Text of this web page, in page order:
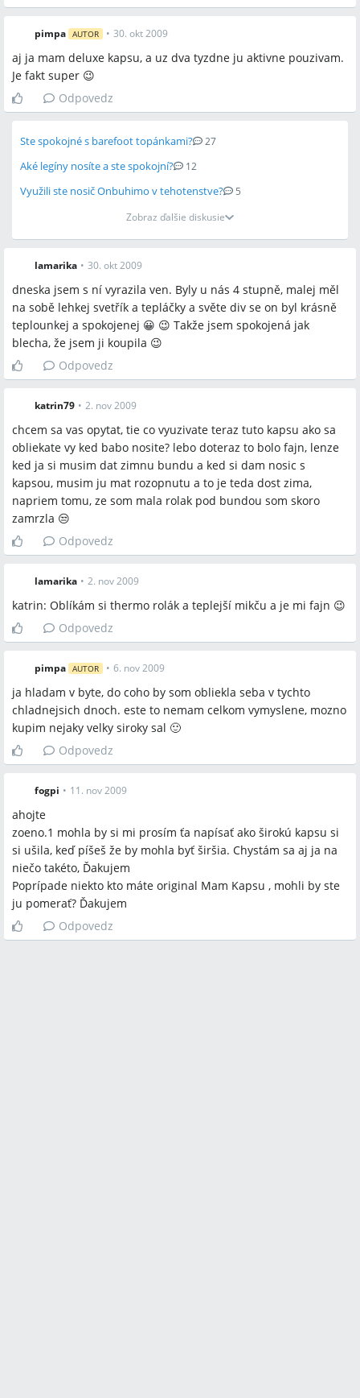
pimpa AUTOR • 30. okt 2009
aj ja mam deluxe kapsu, a uz dva tyzdne ju aktivne pouzivam.
Je fakt super 😉
Odpovedz
Ste spokojné s barefoot topánkami? 27
Aké legíny nosíte a ste spokojní? 12
Využili ste nosič Onbuhimo v tehotenstve?
5
Zobraz ďalšie diskusie
lamarika • 30. okt 2009
dneska jsem s ní vyrazila ven. Byly u nás 4 stupně, malej měl
na sobě lehkej svetřík a tepláčky a světe div se on byl krásně
teplounkej a spokojenej 😀 😉 Takže jsem spokojená jak
blecha, že jsem ji koupila 😉
Odpovedz
katrin79 • 2. nov 2009
chcem sa vas opytat, tie co vyuzivate teraz tuto kapsu ako sa
obliekate vy ked babo nosite? lebo doteraz to bolo fajn, lenze
ked ja si musim dat zimnu bundu a ked si dam nosic s
kapsou, musim ju mat rozopnutu a to je teda dost zima,
napriem tomu, ze som mala rolak pod bundou som skoro
zamrzla 😒
Odpovedz
lamarika • 2. nov 2009
katrin: Oblíkám si thermo rolák a teplejší mikču a je mi fajn 😉
Odpovedz
pimpa AUTOR • 6. nov 2009
ja hladam v byte, do coho by som obliekla seba v tychto
chladnejsich dnoch. este to nemam celkom vymyslene, mozno
kupim nejaky velky siroky sal 🙂
Odpovedz
fogpi • 11. nov 2009
ahojte
zoeno.1 mohla by si mi prosím ťa napísať ako širokú kapsu si
si ušila, keď píšeš že by mohla byť širšia. Chystám sa aj ja na
niečo takéto, Ďakujem
Poprípade niekto kto máte original Mam Kapsu , mohli by ste
ju pomerať? Ďakujem
Odpovedz